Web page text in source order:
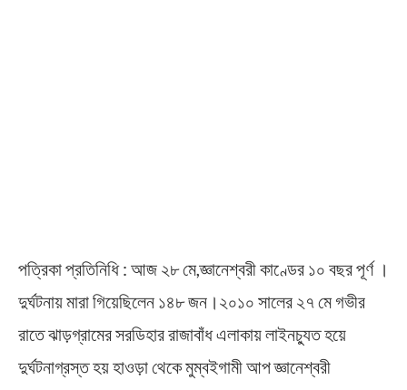
পত্রিকা প্রতিনিধি : আজ ২৮ মে,জ্ঞানেশ্বরী কাণ্ডের ১০ বছর পূর্ণ ।
দুর্ঘটনায় মারা গিয়েছিলেন ১৪৮ জন।২০১০ সালের ২৭ মে গভীর
রাতে ঝাড়গ্রামের সরডিহার রাজাবাঁধ এলাকায় লাইনচ্যুত হয়ে
দুর্ঘটনাগ্রস্ত হয় হাওড়া থেকে মুম্বইগামী আপ জ্ঞানেশ্বরী